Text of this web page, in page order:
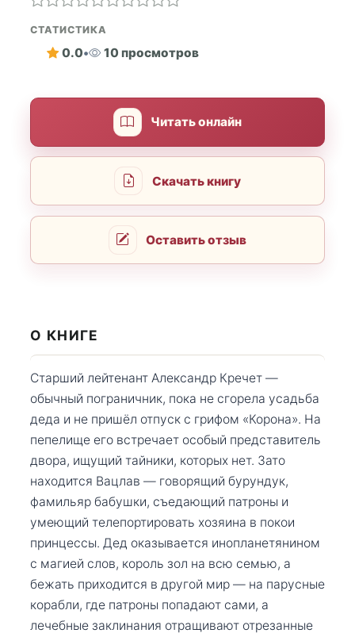
СТАТИСТИКА
0.0• 10 просмотров
Читать онлайн
Скачать книгу
Оставить отзыв
О КНИГЕ
Старший лейтенант Александр Кречет —
обычный пограничник, пока не сгорела усадьба
деда и не пришёл отпуск с грифом «Корона». На
пепелище его встречает особый представитель
двора, ищущий тайники, которых нет. Зато
находится Вацлав — говорящий бурундук,
фамильяр бабушки, съедающий патроны и
умеющий телепортировать хозяина в покои
принцессы. Дед оказывается инопланетянином
с магией слов, король зол на всю семью, а
бежать приходится в другой мир — на парусные
корабли, где патроны попадают сами, а
лечебные заклинания отращивают отрезанные